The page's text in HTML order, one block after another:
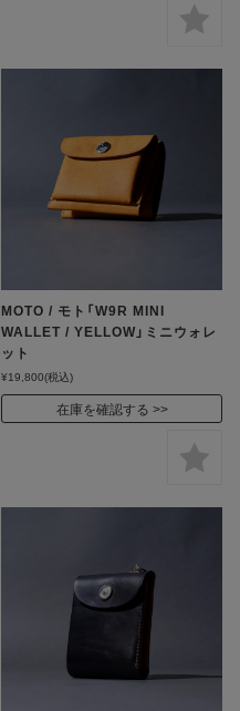
MOTO / モト「W9R MINI
WALLET / YELLOW」ミニウォレ
ット
¥19,800(税込)
在庫を確認する